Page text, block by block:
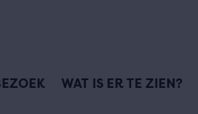
WAT IS ER TE ZIEN?